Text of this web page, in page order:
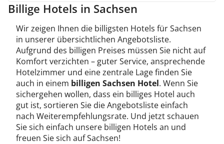
Billige Hotels in Sachsen
Wir zeigen Ihnen die billigsten Hotels für Sachsen
in unserer übersichtlichen Angebotsliste.
Aufgrund des billigen Preises müssen Sie nicht auf
Komfort verzichten – guter Service, ansprechende
Hotelzimmer und eine zentrale Lage finden Sie
auch in einem billigen Sachsen Hotel. Wenn Sie
sichergehen wollen, dass ein billiges Hotel auch
gut ist, sortieren Sie die Angebotsliste einfach
nach Weiterempfehlungsrate. Und jetzt schauen
Sie sich einfach unsere billigen Hotels an und
freuen Sie sich auf Sachsen!